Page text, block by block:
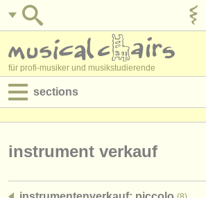
für profi-musiker und musikstudierende
sections
instrument verkauf